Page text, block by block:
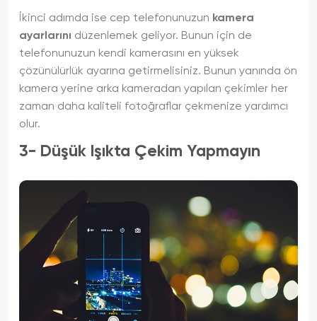
İkinci adımda ise cep telefonunuzun kamera
ayarlarını düzenlemek geliyor. Bunun için de
telefonunuzun kendi kamerasını en yüksek
çözünülürlük ayarına getirmelisiniz. Bunun yanında ön
kamera yerine arka kameradan yapılan çekimler her
zaman daha kaliteli fotoğraflar çekmenize yardımcı
olur.
3- Düşük Işıkta Çekim Yapmayın